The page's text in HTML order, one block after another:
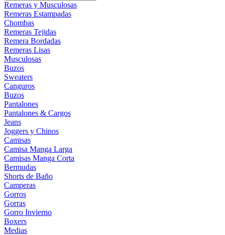
Remeras y Musculosas
Remeras Estampadas
Chombas
Remeras Tejidas
Remera Bordadas
Remeras Lisas
Musculosas
Buzos
Sweaters
Canguros
Buzos
Pantalones
Pantalones & Cargos
Jeans
Joggers y Chinos
Camisas
Camisa Manga Larga
Camisas Manga Corta
Bermudas
Shorts de Baño
Camperas
Gorros
Gorras
Gorro Invierno
Boxers
Medias